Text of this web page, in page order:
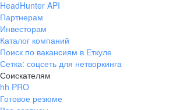
HeadHunter API
Партнерам
Инвесторам
Каталог компаний
Поиск по вакансиям в Еткуле
Сетка: соцсеть для нетворкинга
Соискателям
hh PRO
Готовое резюме